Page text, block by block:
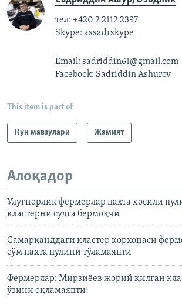
тел: +420 2 2112 2397
Skype: assadrskype
Email: sadriddin61@gmail.com
Facebook: Sadriddin Ashurov
This item is part of
Кун мавзулари Жамият
Алоқадор
Улуғнорлик фермерлар пахта ҳосили
кластерни судга бермоқчи
Самарқанддаги кластер корхонаси
сўм пахта пулини тўламаяпти
Фермерлар: Мирзиëев жорий қилган
ўзини оқламаяпти!